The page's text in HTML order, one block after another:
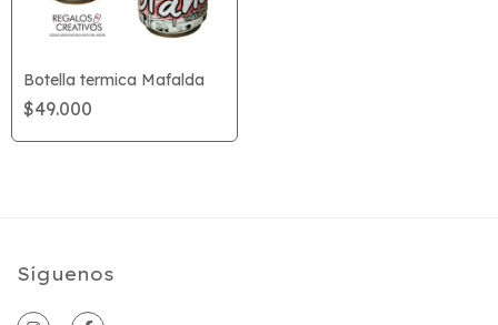
Botella termica Mafalda
$49.000
Síguenos